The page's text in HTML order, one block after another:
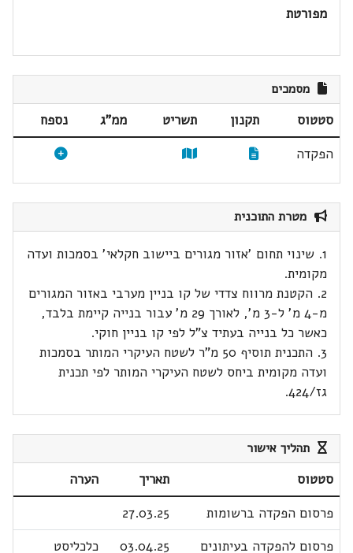
מפורטת
מסמכים
סטטוס תקנון תשריט ממ"ג
נספח
הפקדה
מטרת התוכנית
1. שינוי תחום 'אזור מגורים ביישוב חקלאי' בסמכות ועדה
מקומית.
2. הקטנת מרווח צדדי של קו בניין מערבי באזור המגורים
מ-4 מ' ל-3 מ', לאורך 29 מ' עבור בנייה קיימת בלבד,
כאשר כל בנייה בעתיד צ"ל לפי קו בניין חוקי.
3. התכנית תוסיף 50 מ"ר לשטח העיקרי המותר בסמכות
ועדה מקומית ביחס לשטח העיקרי המותר לפי תכנית
גז/424.
תהליך אישור
סטטוס תאריך
הערה
פרסום הפקדה ברשומות
27.03.25
פרסום להפקדה בעיתונים
03.04.25
כלכליסט